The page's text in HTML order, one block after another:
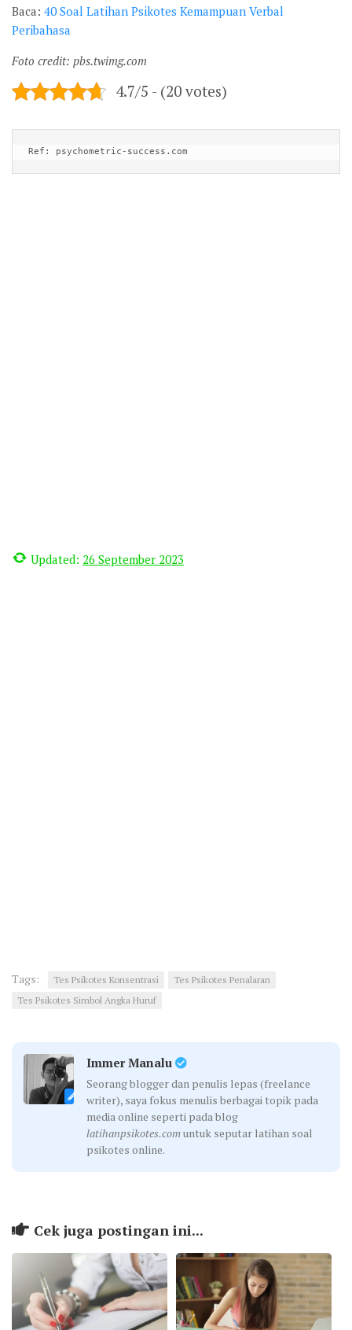
Baca: 40 Soal Latihan Psikotes Kemampuan Verbal
Peribahasa
Foto credit: pbs.twimg.com
4.7/5 - (20 votes)
Ref: psychometric-success.com
Updated: 26 September 2023
Tags: Tes Psikotes Konsentrasi
Tes Psikotes Penalaran
Tes Psikotes Simbol Angka Huruf
Immer Manalu
Seorang blogger dan penulis lepas (freelance
writer), saya fokus menulis berbagai topik pada
media online seperti pada blog
latihanpsikotes.comuntuk seputar latihan soal
psikotes online.
Cek juga postingan ini...